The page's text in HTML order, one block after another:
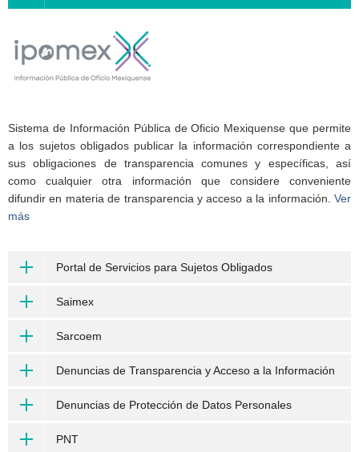
Sistema de Información Pública de Oficio Mexiquense que permite
a los sujetos obligados publicar la información correspondiente a
sus obligaciones de transparencia comunes y específicas, así
como cualquier otra información que considere conveniente
difundir en materia de transparencia y acceso a la información. Ver
más
Portal de Servicios para Sujetos Obligados
Saimex
Sarcoem
Denuncias de Transparencia y Acceso a la Información
Denuncias de Protección de Datos Personales
PNT